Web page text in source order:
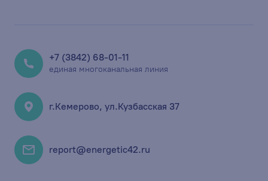
+7 (3842) 68-01-11
единая многоканальная линия
г.Кемерово, ул.Кузбасская 37
report@energetic42.ru